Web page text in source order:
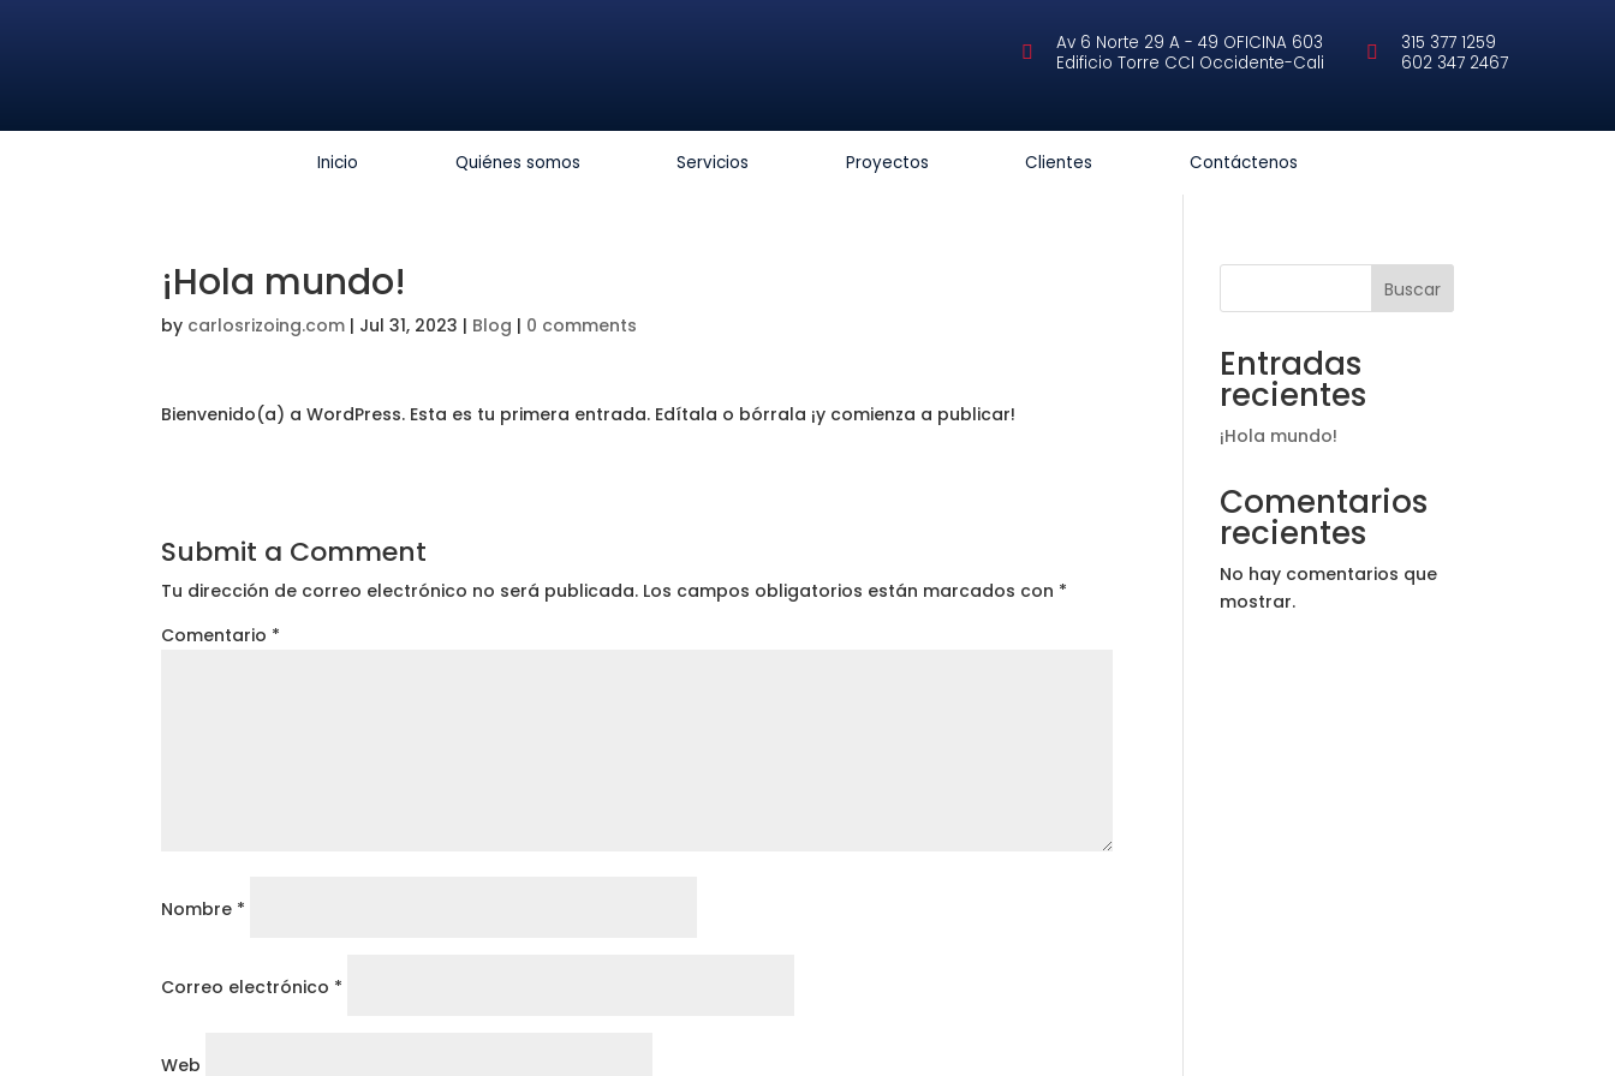

Av 6 Norte 29 A - 49 OFICINA 603
Edificio Torre CCI Occidente-Cali

315 377 1259
602 347 2467
Inicio Quiénes somos Servicios Proyectos Clientes Contáctenos
¡Hola mundo!
by carlosrizoing.com | Jul 31, 2023 | Blog | 0 comments
Bienvenido(a) a WordPress. Esta es tu primera entrada. Edítala o bórrala ¡y comienza a publicar!
Submit a Comment
Tu dirección de correo electrónico no será publicada. Los campos obligatorios están marcados con *
Comentario *
Nombre *
Correo electrónico *
Web
Buscar
Entradas
recientes
¡Hola mundo!
Comentarios
recientes
No hay comentarios que
mostrar.